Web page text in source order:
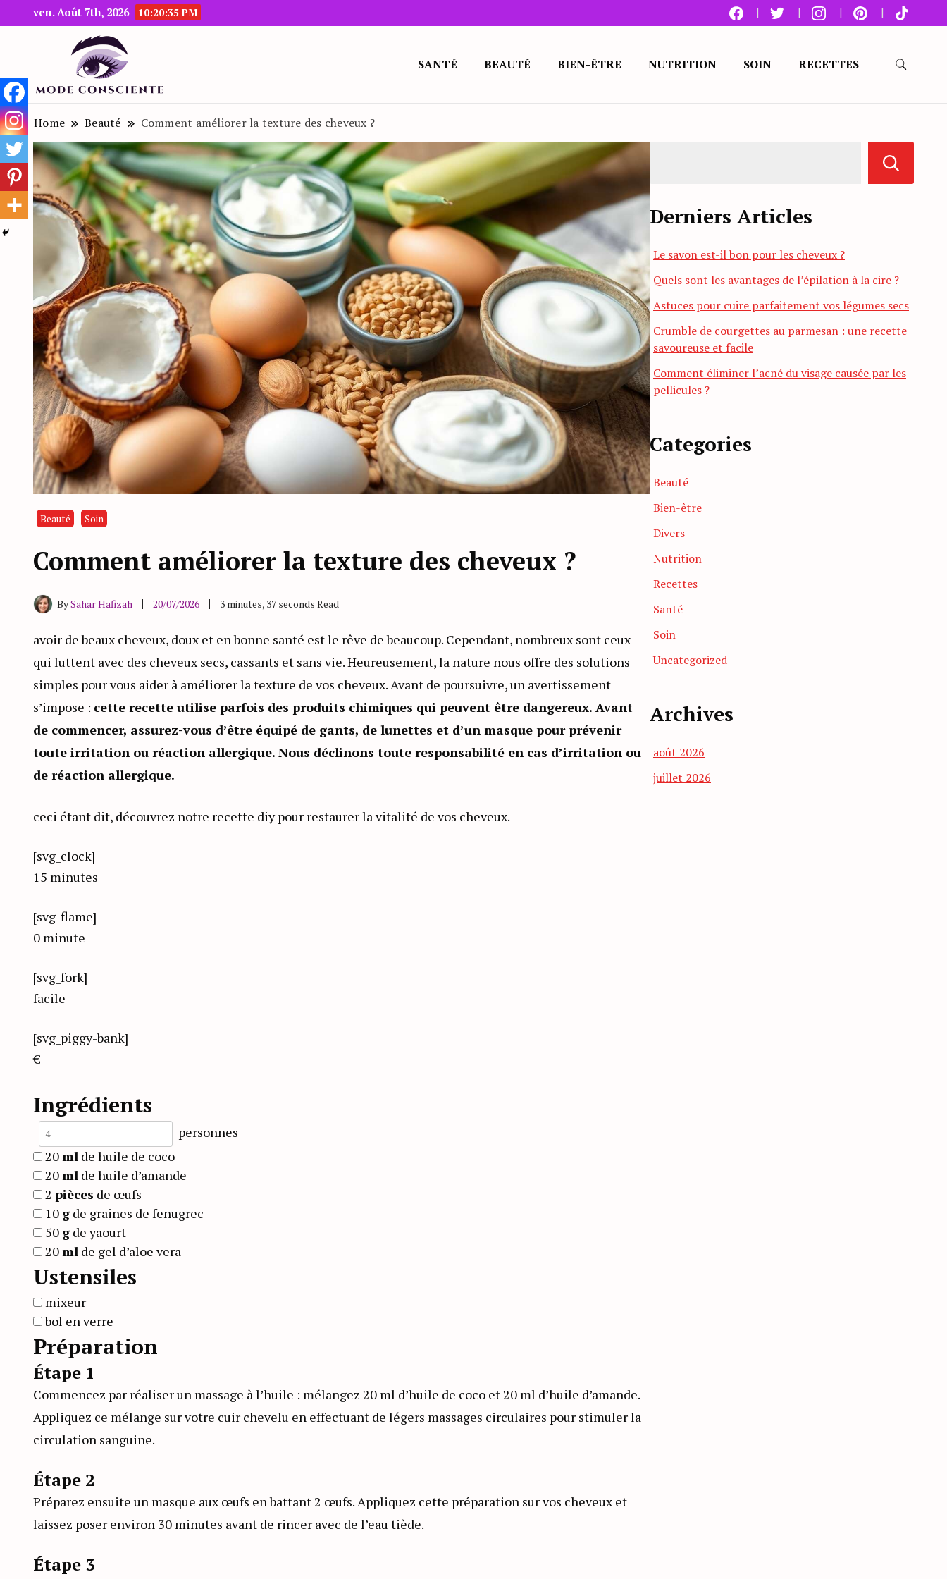
ven. Août 7th, 2026 10:20:36 PM
SANTÉ BEAUTÉ BIEN-ÊTRE NUTRITION SOIN RECETTES
Home Beauté Comment améliorer la texture des cheveux ?
Beauté Soin
Comment améliorer la texture des cheveux ?
BySahar Hafizah 20/07/2026 3 minutes, 37 seconds Read
avoir de beaux cheveux, doux et en bonne santé est le rêve de beaucoup. Cependant, nombreux sont ceux
qui luttent avec des cheveux secs, cassants et sans vie. Heureusement, la nature nous offre des solutions
simples pour vous aider à améliorer la texture de vos cheveux. Avant de poursuivre, un avertissement
s’impose : cette recette utilise parfois des produits chimiques qui peuvent être dangereux. Avant
de commencer, assurez-vous d’être équipé de gants, de lunettes et d’un masque pour prévenir
toute irritation ou réaction allergique. Nous déclinons toute responsabilité en cas d’irritation ou
de réaction allergique.
ceci étant dit, découvrez notre recette diy pour restaurer la vitalité de vos cheveux.
[svg_clock]
15 minutes
[svg_flame]
0 minute
[svg_fork]
facile
[svg_piggy-bank]
€
Ingrédients
personnes
20ml de huile de coco
20ml de huile d’amande
2 pièces de œufs
10 g de graines de fenugrec
50 g de yaourt
20ml de gel d’aloe vera
Ustensiles
mixeur
bol en verre
Préparation
Étape 1
Commencez par réaliser un massage à l’huile : mélangez 20 ml d’huile de coco et 20 ml d’huile d’amande.
Appliquez ce mélange sur votre cuir chevelu en effectuant de légers massages circulaires pour stimuler la
circulation sanguine.
Étape 2
Préparez ensuite un masque aux œufs en battant 2 œufs. Appliquez cette préparation sur vos cheveux et
laissez poser environ 30 minutes avant de rincer avec de l’eau tiède.
Étape 3
Derniers Articles
Le savon est-il bon pour les cheveux ?
Quels sont les avantages de l’épilation à la cire ?
Astuces pour cuire parfaitement vos légumes secs
Crumble de courgettes au parmesan : une recette
savoureuse et facile
Comment éliminer l’acné du visage causée par les
pellicules ?
Categories
Beauté
Bien-être
Divers
Nutrition
Recettes
Santé
Soin
Uncategorized
Archives
août 2026
juillet 2026